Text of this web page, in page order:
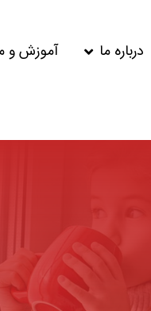
درباره ما آموزش و